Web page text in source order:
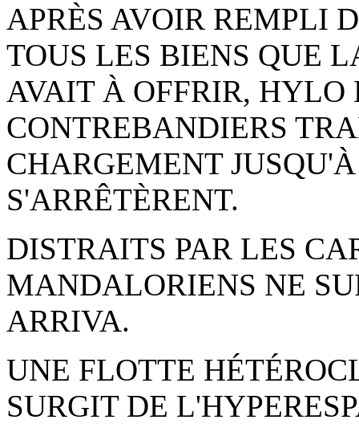
APRÈS AVOIR REMPLI
TOUS LES BIENS QUE
AVAIT À OFFRIR, HYLO
CONTREBANDIERS
CHARGEMENT
S'ARRÊTÈRENT.
DISTRAITS PAR LES
MANDALORIENS NE
ARRIVA.
UNE FLOTTE
SURGIT DE